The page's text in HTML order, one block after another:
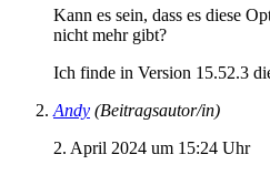
Kann es sein, dass es diese
nicht mehr gibt?
Ich finde in Version 15.52.3
Andy (Beitragsautor/in)
2. April 2024 um 15:24 Uhr